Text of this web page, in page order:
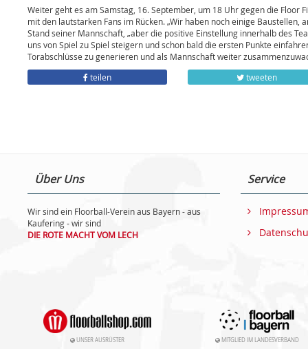
Weiter geht es am Samstag, 16. September, um 18 Uhr gegen die
mit den lautstarken Fans im Rücken. „Wir haben noch einige
Stand seiner Mannschaft, „aber die positive Einstellung innerhalb des
uns von Spiel zu Spiel steigern und schon bald die ersten Punkte
Torabschlüsse zu generieren und als Mannschaft weiter
teilen
tweeten
Über Uns
Wir sind ein Floorball-Verein aus Bayern - aus
Kaufering - wir sind
DIE ROTE MACHT VOM LECH
Service
UNSER AUSRÜSTER MITGLIED IM LANDESVERBAND